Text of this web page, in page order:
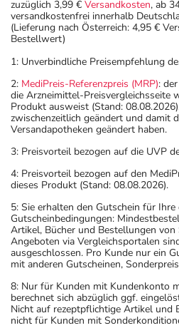
zuzüglich 3,99 € Versandkosten, ab
versandkostenfrei innerhalb
(Lieferung nach Österreich: 4,95 €
Bestellwert)
1: Unverbindliche Preisempfehlung
2: MediPreis-Referenzpreis (MRP):
die Arzneimittel-Preisvergleichsseite
Produkt ausweist (Stand:
zwischenzeitlich geändert und damit
Versandapotheken geändert haben.
3: Preisvorteil bezogen auf die UVP
4: Preisvorteil bezogen auf den
dieses Produkt (Stand: 08.08.2026).
5: Sie erhalten den Gutschein für
Gutscheinbedingungen:
Artikel, Bücher und Bestellungen
Angeboten via Vergleichsportalen
ausgeschlossen. Pro Kunde nur ein
mit anderen Gutscheinen,
8: Nur für Kunden mit Kundenkonto
berechnet sich abzüglich ggf.
Nicht auf rezeptpflichtige Artikel und
nicht für Kunden mit